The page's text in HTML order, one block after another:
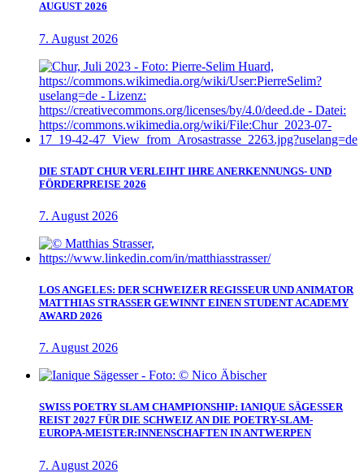
AUGUST 2026
7. August 2026
DIE STADT CHUR VERLEIHT IHRE ANERKENNUNGS- UND
FÖRDERPREISE 2026
7. August 2026
LOS ANGELES: DER SCHWEIZER REGISSEUR UND ANIMATOR
MATTHIAS STRASSER GEWINNT EINEN STUDENT ACADEMY
AWARD 2026
7. August 2026
SWISS POETRY SLAM CHAMPIONSHIP: IANIQUE SÄGESSER
REIST 2027 FÜR DIE SCHWEIZ AN DIE POETRY-SLAM-
EUROPA-MEISTER:INNENSCHAFTEN IN ANTWERPEN
7. August 2026